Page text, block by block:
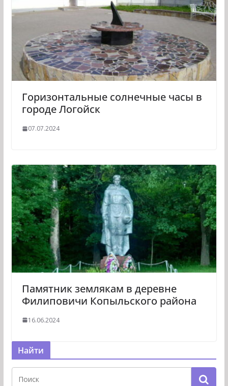
Горизонтальные солнечные часы в
городе Логойск
07.07.2024
Памятник землякам в деревне
Филиповичи Копыльского района
16.06.2024
Найти